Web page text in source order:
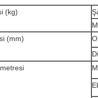
(kg)
(mm)